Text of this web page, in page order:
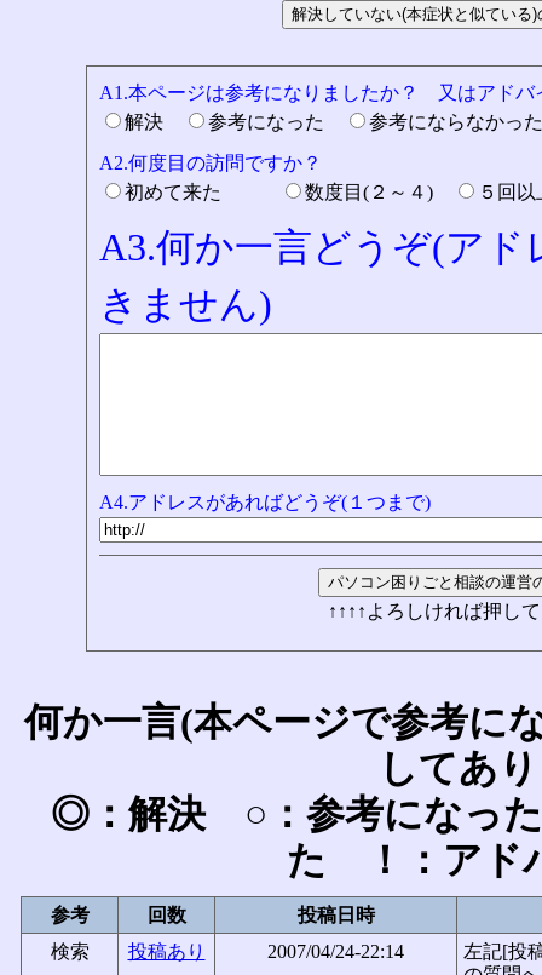
A1.本ページは参考になりましたか？ 又はアドバ
解決
参考になった
参考にならなか
A2.何度目の訪問ですか？
初めて来た
数度目(２～４) ５回
A3.何か一言どうぞ(ア
きません)
A4.アドレスがあればどうぞ(１つまで)
↑↑↑↑よろしければ押し
何か一言(本ページで参考に
してあ
◎：解決 ○：参考になっ
た ！：アド
参考 回数
投稿日時
検索
投稿あり 2007/04/24-22:14
左記[投